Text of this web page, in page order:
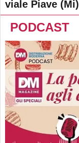
viale Piave (Mi)
PODCAST